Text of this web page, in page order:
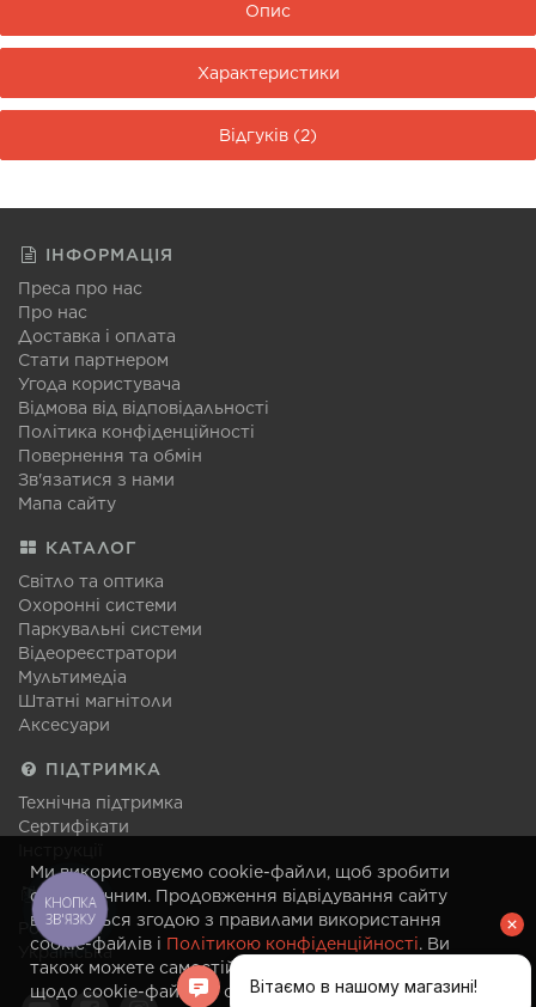
Ми використовуємо cookie-файли, щоб зробити
сайт зручним. Продовження відвідування сайту
вважається згодою з правилами використання
cookie-файлів і Політикою конфіденційності. Ви
також можете самостійно змінити налаштування
щодо cookie-файлів у своєму браузері в будь-який
Опис
Характеристики
Відгуків (2)
ІНФОРМАЦІЯ
Преса про нас
Про нас
Доставка і оплата
Стати партнером
Угода користувача
Відмова від відповідальності
Політика конфіденційності
Повернення та обмін
Зв'язатися з нами
Мапа сайту
КАТАЛОГ
Світло та оптика
Охоронні системи
Паркувальні системи
Відеореєстратори
Мультимедіа
Штатні магнітоли
Аксесуари
ПІДТРИМКА
Технічна підтримка
Сертифікати
МОВА
Російська
Українська
КНОПКА
ЗВ'ЯЗКУ